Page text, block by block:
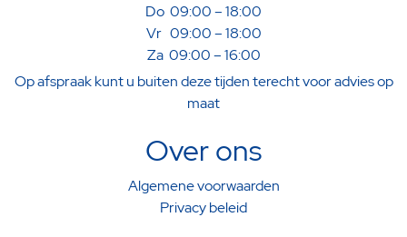
Do 09:00 – 18:00
Vr 09:00 – 18:00
Za 09:00 – 16:00
Op afspraak kunt u buiten deze tijden terecht voor advies op
maat
Over ons
Algemene voorwaarden
Privacy beleid